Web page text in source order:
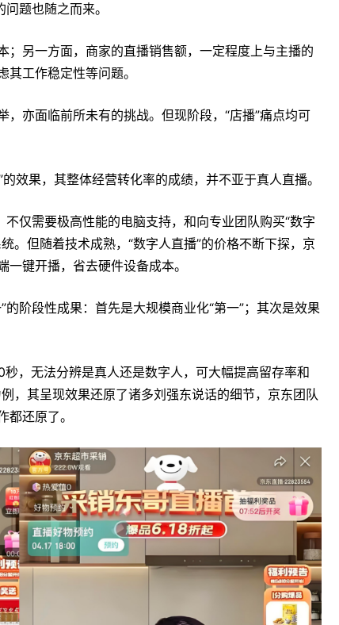
题也随之而来。
另一方面，商家的直播销售额，一定程度上与主播的
工作稳定性等问题。
亦面临前所未有的挑战。但现阶段，“店播”痛点均可
效果，其整体经营转化率的成绩，并不亚于真人直播。
仅需要极高性能的电脑支持，和向专业团队购买“数字
。但随着技术成熟，“数字人直播”的价格不断下探，京
键开播，省去硬件设备成本。
阶段性成果：首先是大规模商业化“第一”；其次是效果
，无法分辨是真人还是数字人，可大幅提高留存率和
，其呈现效果还原了诸多刘强东说话的细节，京东团队
还原了。